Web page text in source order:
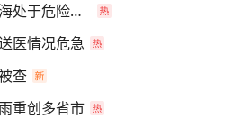
台风白海豚闭眼浙江上海处于危险半圆
医情况危急
查
重创多省市